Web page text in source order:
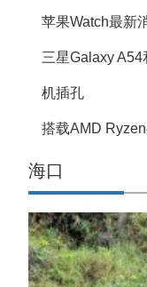
苹果Watch最新
三星Galaxy
机插孔
搭载AMD
海口